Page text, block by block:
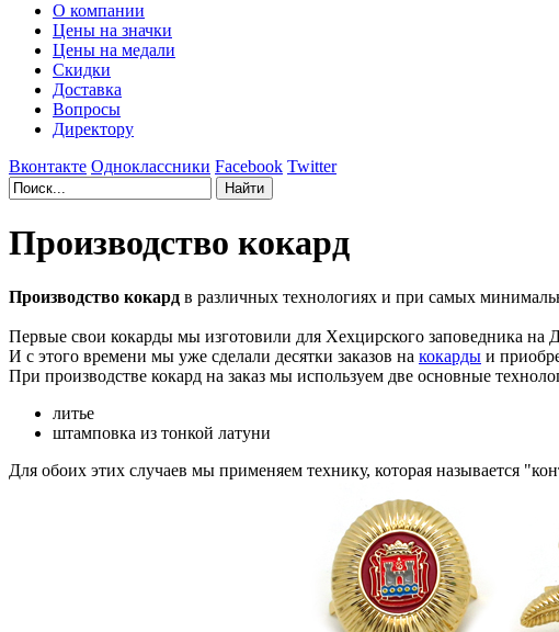
О компании
Цены на значки
Цены на медали
Скидки
Доставка
Вопросы
Директору
Вконтакте Одноклассники Facebook Twitter
Производство кокард
Производство кокард в различных технологиях и при самых
Первые свои кокарды мы изготовили для Хехцирского заповедника на
И с этого времени мы уже сделали десятки заказов на кокарды и
При производстве кокард на заказ мы используем две основные
литье
штамповка из тонкой латуни
Для обоих этих случаев мы применяем технику, которая называется